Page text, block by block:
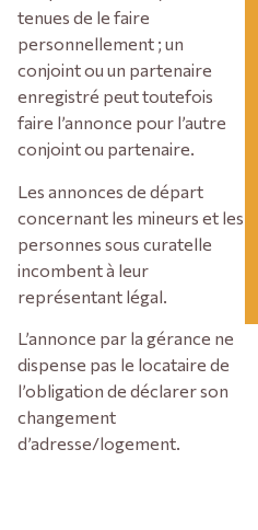
tenues de le faire
personnellement ; un
conjoint ou un partenaire
enregistré peut toutefois
faire l’annonce pour l’autre
conjoint ou partenaire.
Les annonces de départ
concernant les mineurs et les
personnes sous curatelle
incombent à leur
représentant légal.
L’annonce par la gérance ne
dispense pas le locataire de
l’obligation de déclarer son
changement
d’adresse/logement.